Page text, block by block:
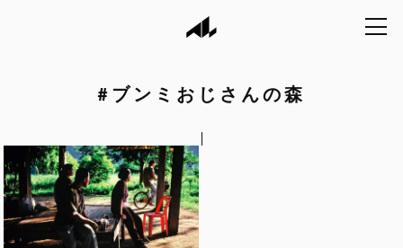
#ブンミおじさんの森